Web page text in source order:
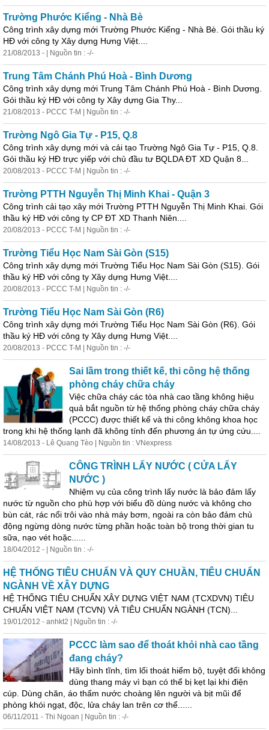
Trường Phước Kiểng - Nhà Bè
Công trình xây dựng mới Trường Phước Kiểng - Nhà Bè. Gói thầu ký
HĐ với công ty Xây dựng Hưng Việt....
21/08/2013 - | Nguồn tin : -/-
Trung Tâm Chánh Phú Hoà - Bình Dương
Công trình xây dựng mới Trung Tâm Chánh Phú Hoà - Bình Dương.
Gói thầu ký HĐ với công ty Xây dựng Gia Thy...
21/08/2013 - PCCC T-M | Nguồn tin : -/-
Trường Ngô Gia Tự - P15, Q.8
Công trình xây dựng mới và cải tạo Trường Ngô Gia Tự - P15, Q.8.
Gói thầu ký HĐ trực yiếp với chủ đầu tư BQLDA ĐT XD Quận 8...
20/08/2013 - PCCC T-M | Nguồn tin : -/-
Trường PTTH Nguyễn Thị Minh Khai - Quận 3
Công trình cải tạo xây mới Trường PTTH Nguyễn Thị Minh Khai. Gói
thầu ký HĐ với công ty CP ĐT XD Thanh Niên....
20/08/2013 - PCCC T-M | Nguồn tin : -/-
Trường Tiểu Học Nam Sài Gòn (S15)
Công trình xây dựng mới Trường Tiểu Học Nam Sài Gòn (S15). Gói
thầu ký HĐ với công ty Xây dựng Hưng Việt....
20/08/2013 - PCCC T-M | Nguồn tin : -/-
Trường Tiểu Học Nam Sài Gòn (R6)
Công trình xây dựng mới Trường Tiểu Học Nam Sài Gòn (R6). Gói
thầu ký HĐ với công ty Xây dựng Hưng Việt....
20/08/2013 - PCCC T-M | Nguồn tin : -/-
Sai lầm trong thiết kế, thi công hệ thống
phòng cháy chữa cháy
Việc chữa cháy các tòa nhà cao tầng không hiệu
quả bắt nguồn từ hệ thống phòng cháy chữa cháy
(PCCC) được thiết kế và thi công không khoa học
trong khi hệ thống lạnh đã không tính đến phương án tự ứng cứu....
14/08/2013 - Lê Quang Tèo | Nguồn tin : VNexpress
CÔNG TRÌNH LẤY NƯỚC ( CỬA LẤY
NƯỚC )
Nhiệm vụ của công trình lấy nước là bảo đảm lấy
nước từ nguồn cho phù hợp với biểu đồ dùng nước và không cho
bùn cát, rác nổi trôi vào nhà máy bơm, ngoài ra còn bảo đảm chủ
động ngừng dòng nước từng phần hoặc toàn bộ trong thời gian tu
sữa, nạo vét hoặc......
18/04/2012 - | Nguồn tin : -/-
HỆ THỐNG TIÊU CHUẨN VÀ QUY CHUẦN, TIÊU CHUẨN
NGÀNH VỀ XÂY DỰNG
HỆ THỐNG TIÊU CHUẨN XÂY DỰNG VIỆT NAM (TCXDVN) TIÊU
CHUẨN VIỆT NAM (TCVN) VÀ TIÊU CHUẨN NGÀNH (TCN)...
19/01/2012 - anhkt2 | Nguồn tin : -/-
PCCC làm sao để thoát khỏi nhà cao tầng
đang cháy?
Hãy bình tĩnh, tìm lối thoát hiểm bộ, tuyệt đối không
dùng thang máy vì bạn có thể bị kẹt lại khi điện
cúp. Dùng chăn, áo thấm nước choàng lên người và bịt mũi để
phòng khói ngạt, độc, lửa cháy lan trên cơ thể......
06/11/2011 - Thi Ngoan | Nguồn tin : -/-